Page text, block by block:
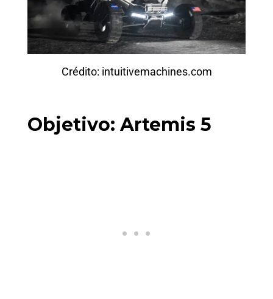
Crédito: intuitivemachines.com
Objetivo: Artemis 5